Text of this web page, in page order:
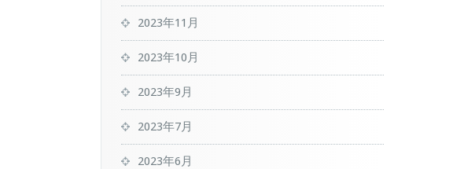
2023年11月
2023年10月
2023年9月
2023年7月
2023年6月